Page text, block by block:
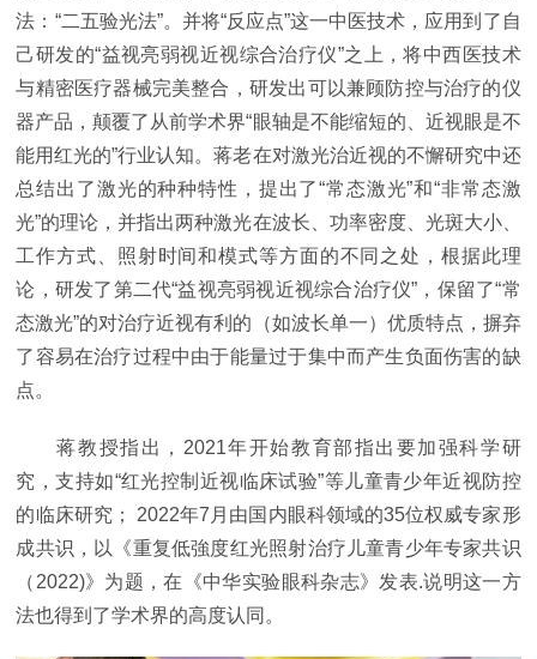
法：“二五验光法”。并将“反应点”这一中医技术，应用到了自
己研发的“益视亮弱视近视综合治疗仪”之上，将中西医技术
与精密医疗器械完美整合，研发出可以兼顾防控与治疗的仪
器产品，颠覆了从前学术界“眼轴是不能缩短的、近视眼是不
能用红光的”行业认知。蒋老在对激光治近视的不懈研究中还
总结出了激光的种种特性，提出了“常态激光”和“非常态激
光”的理论，并指出两种激光在波长、功率密度、光斑大小、
工作方式、照射时间和模式等方面的不同之处，根据此理
论，研发了第二代“益视亮弱视近视综合治疗仪”，保留了“常
态激光”的对治疗近视有利的（如波长单一）优质特点，摒弃
了容易在治疗过程中由于能量过于集中而产生负面伤害的缺
点。
蒋教授指出，2021年开始教育部指出要加强科学研
究，支持如“红光控制近视临床试验”等儿童青少年近视防控
的临床研究； 2022年7月由国内眼科领域的35位权威专家形
成共识，以《重复低強度红光照射治疗儿童青少年专家共识
（2022)》为题，在《中华实验眼科杂志》发表.说明这一方
法也得到了学术界的高度认同。